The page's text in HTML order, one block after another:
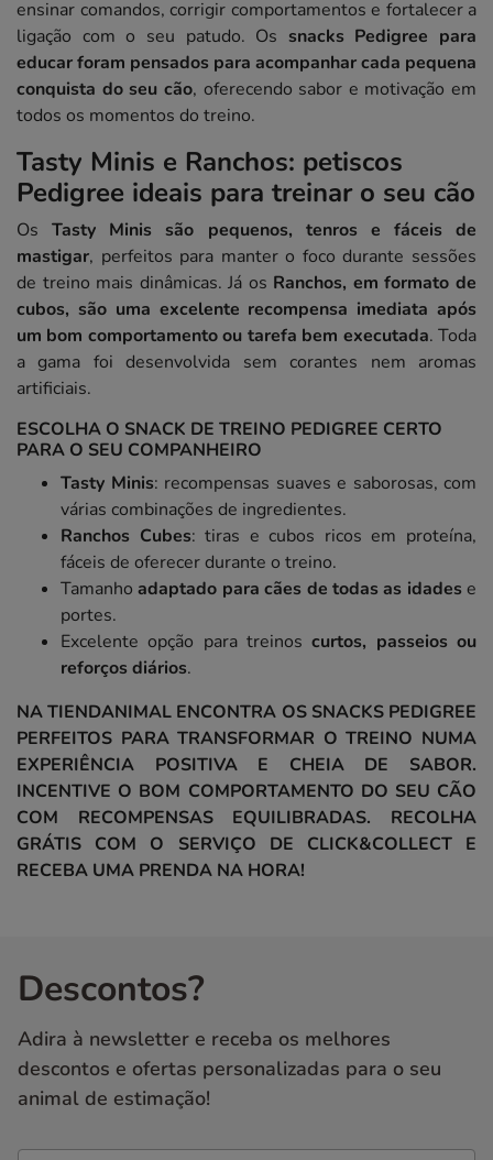
ensinar comandos, corrigir comportamentos e fortalecer a
ligação com o seu patudo. Os snacks Pedigree para
educar foram pensados para acompanhar cada pequena
conquista do seu cão, oferecendo sabor e motivação em
todos os momentos do treino.
Tasty Minis e Ranchos: petiscos
Pedigree ideais para treinar o seu cão
OsTasty Minis são pequenos, tenros e fáceis de
mastigar, perfeitos para manter o foco durante sessões
de treino mais dinâmicas. Já os Ranchos, em formato de
cubos, são uma excelente recompensa imediata após
um bom comportamento ou tarefa bem executada. Toda
a gama foi desenvolvida sem corantes nem aromas
artificiais.
ESCOLHA O SNACK DE TREINO PEDIGREE CERTO
PARA O SEU COMPANHEIRO
Tasty Minis: recompensas suaves e saborosas, com
várias combinações de ingredientes.
Ranchos Cubes: tiras e cubos ricos em proteína,
fáceis de oferecer durante o treino.
Tamanhoadaptado para cães de todas as idades e
portes.
Excelente opção para treinoscurtos, passeios ou
reforços diários.
NA TIENDANIMAL ENCONTRA OS SNACKS PEDIGREE
PERFEITOS PARA TRANSFORMAR O TREINO NUMA
EXPERIÊNCIA POSITIVA E CHEIA DE SABOR.
INCENTIVE O BOM COMPORTAMENTO DO SEU CÃO
COM RECOMPENSAS EQUILIBRADAS. RECOLHA
GRÁTIS COM O SERVIÇO DE CLICK&COLLECT E
RECEBA UMA PRENDA NA HORA!
Descontos?
Adira à newsletter e receba os melhores
descontos e ofertas personalizadas para o seu
animal de estimação!